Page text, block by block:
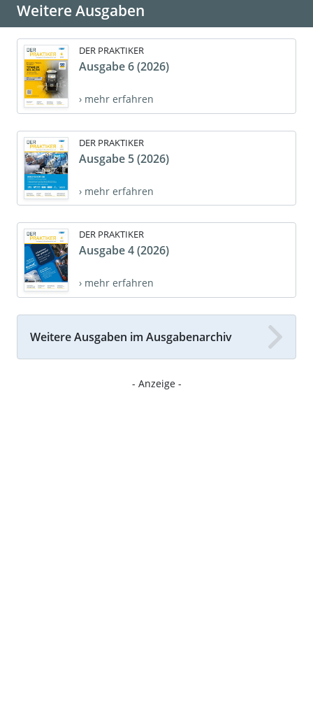
Weitere Ausgaben
DER PRAKTIKER
Ausgabe 6 (2026)
› mehr erfahren
DER PRAKTIKER
Ausgabe 5 (2026)
› mehr erfahren
DER PRAKTIKER
Ausgabe 4 (2026)
› mehr erfahren
Weitere Ausgaben im Ausgabenarchiv
- Anzeige -